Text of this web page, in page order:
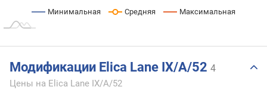
Минимальная Средняя Максимальная
Модификации Elica Lane IX/A/52 4
Цены на Elica Lane IX/A/52